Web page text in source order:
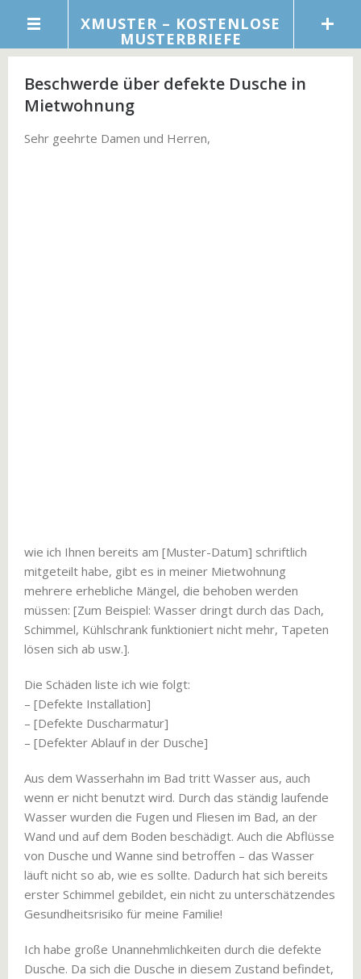
XMUSTER – KOSTENLOSE
MUSTERBRIEFE
Beschwerde über defekte Dusche in
Mietwohnung
Sehr geehrte Damen und Herren,
wie ich Ihnen bereits am [Muster-Datum] schriftlich
mitgeteilt habe, gibt es in meiner Mietwohnung
mehrere erhebliche Mängel, die behoben werden
müssen: [Zum Beispiel: Wasser dringt durch das Dach,
Schimmel, Kühlschrank funktioniert nicht mehr, Tapeten
lösen sich ab usw.].
Die Schäden liste ich wie folgt:
– [Defekte Installation]
– [Defekte Duscharmatur]
– [Defekter Ablauf in der Dusche]
Aus dem Wasserhahn im Bad tritt Wasser aus, auch
wenn er nicht benutzt wird. Durch das ständig laufende
Wasser wurden die Fugen und Fliesen im Bad, an der
Wand und auf dem Boden beschädigt. Auch die Abflüsse
von Dusche und Wanne sind betroffen – das Wasser
läuft nicht so ab, wie es sollte. Dadurch hat sich bereits
erster Schimmel gebildet, ein nicht zu unterschätzendes
Gesundheitsrisiko für meine Familie!
Ich habe große Unannehmlichkeiten durch die defekte
Dusche. Da sich die Dusche in diesem Zustand befindet,